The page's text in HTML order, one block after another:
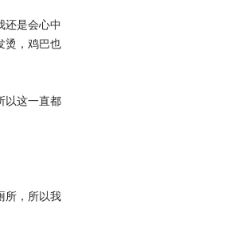
是会心中
烫，鸡巴也
这一直都
，所以我